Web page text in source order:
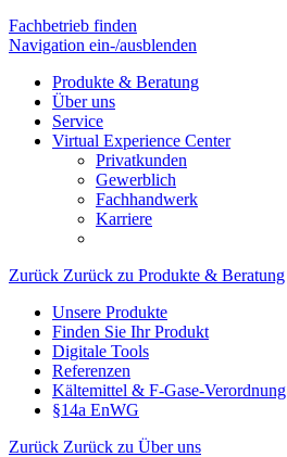
Fachbetrieb finden
Navigation ein-/ausblenden
Produkte & Beratung
Über uns
Service
Virtual Experience Center
Privatkunden
Gewerblich
Fachhandwerk
Karriere
Zurück Zurück zu Produkte & Beratung
Unsere Produkte
Finden Sie Ihr Produkt
Digitale Tools
Referenzen
Kältemittel & F-Gase-Verordnung
§14a EnWG
Zurück Zurück zu Über uns